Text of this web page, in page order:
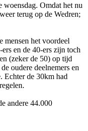
woensdag. Omdat het nu
terug op de Wedren;
mensen het voordeel
en de 40-ers zijn toch
(zeker de 50) op tijd
oudere deelnemers en
Echter de 30km had
andere 44.000